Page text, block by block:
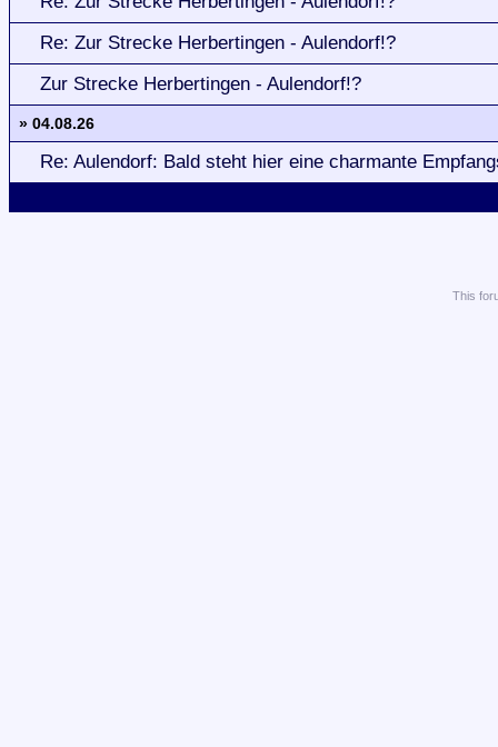
Re: Zur Strecke Herbertingen - Aulendorf!?
Zur Strecke Herbertingen - Aulendorf!?
» 04.08.26
Re: Aulendorf: Bald steht hier eine charmante
This